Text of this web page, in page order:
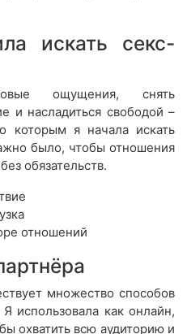
искать секс-
ощущения, снять
и насладиться свободой –
которым я начала искать
было, чтобы отношения
обязательств.
отношений
множество способов
использовала как онлайн,
охватить всю аудиторию и